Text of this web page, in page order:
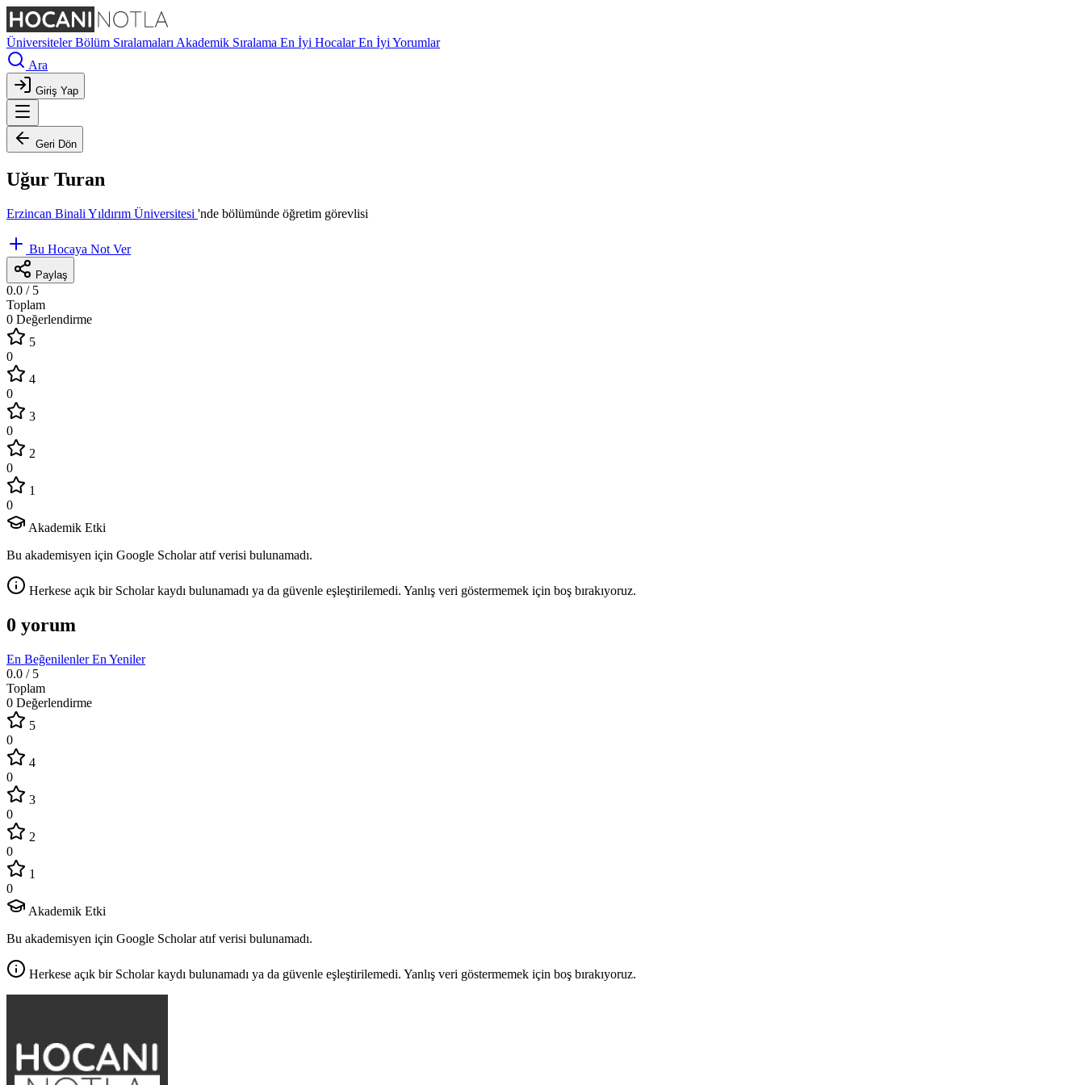
ÜniversitelerBölüm Sıralamaları Akademik Sıralama En İyi HocalarEn İyi Yorumlar
Ara
Giriş Yap
Geri Dön
Uğur Turan
Erzincan Binali Yıldırım Üniversitesi 'nde bölümünde öğretim görevlisi
Bu Hocaya Not Ver
Paylaş
0.0 / 5
Toplam
0 Değerlendirme
5
0
4
0
3
0
2
0
1
0
Akademik Etki
Bu akademisyen için Google Scholar atıf verisi bulunamadı.
Herkese açık bir Scholar kaydı bulunamadı ya da güvenle eşleştirilemedi. Yanlış veri göstermemek için boş bırakıyoruz.
0 yorum
En BeğenilenlerEn Yeniler
0.0 / 5
Toplam
0 Değerlendirme
5
0
4
0
3
0
2
0
1
0
Akademik Etki
Bu akademisyen için Google Scholar atıf verisi bulunamadı.
Herkese açık bir Scholar kaydı bulunamadı ya da güvenle eşleştirilemedi. Yanlış veri göstermemek için boş bırakıyoruz.